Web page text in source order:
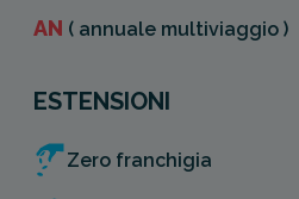
AN ( annuale multiviaggio )
ESTENSIONI
Zero franchigia